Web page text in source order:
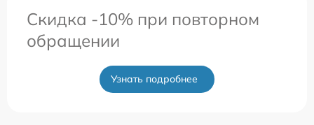
Скидка -10% при повторном
обращении
Узнать подробнее